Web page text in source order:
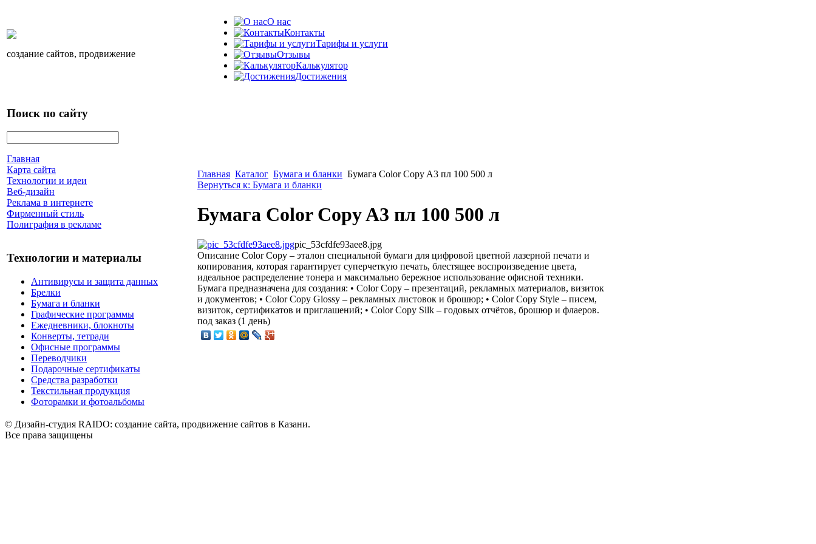
создание сайтов, продвижение
О нас
Контакты
Тарифы и услуги
Отзывы
Калькулятор
Достижения
Поиск по сайту
Главная
Карта сайта
Технологии и идеи
Веб-дизайн
Реклама в интернете
Фирменный стиль
Полиграфия в рекламе
Технологии и материалы
Антивирусы и защита данных
Брелки
Бумага и бланки
Графические программы
Ежедневники, блокноты
Конверты, тетради
Офисные программы
Переводчики
Подарочные сертификаты
Средства разработки
Текстильная продукция
Фоторамки и фотоальбомы
Главная Каталог Бумага и бланки Бумага Color Copy A3 пл 100 500 л
Вернуться к: Бумага и бланки
Бумага Color Copy A3 пл 100 500 л
pic_53cfdfe93aee8.jpg
Описание Color Copy – эталон специальной бумаги для цифровой цветной лазерной печати и
копирования, которая гарантирует суперчеткую печать, блестящее воспроизведение цвета,
идеальное распределение тонера и максимально бережное использование офисной техники.
Бумага предназначена для создания: • Color Copy – презентаций, рекламных материалов, визиток
и документов; • Color Copy Glossy – рекламных листовок и брошюр; • Color Copy Style – писем,
визиток, сертификатов и приглашений; • Color Copy Silk – годовых отчётов, брошюр и флаеров.
под заказ (1 день)
© Дизайн-студия RAIDO: создание сайта, продвижение сайтов в Казани.
Все права защищены